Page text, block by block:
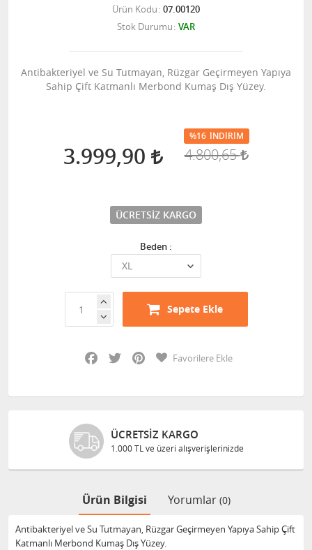
Ürün Kodu 07.00120
Stok Durumu VAR
Antibakteriyel ve Su Tutmayan, Rüzgar Geçirmeyen Yapıya
Sahip Çift Katmanlı Merbond Kumaş Dış Yüzey.
3.999,90
%16 İNDIRIM
4.800,65
ÜCRETSIZ KARGO
Beden :
Sepete Ekle
Facebook
Twitter PinterestFavorilere Ekle
ÜCRETSIZ KARGO
1.000 TL ve üzeri alışverişlerinizde
Ürün Bilgisi Yorumlar (0)
Antibakteriyel ve Su Tutmayan, Rüzgar Geçirmeyen Yapıya Sahip Çift
Katmanlı Merbond Kumaş Dış Yüzey.